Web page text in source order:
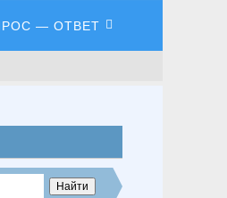
— ОТВЕТ